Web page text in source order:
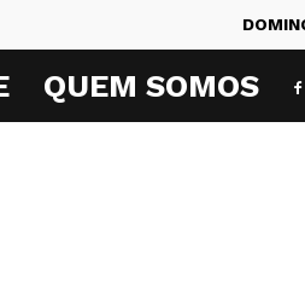
QUEM SOMOS